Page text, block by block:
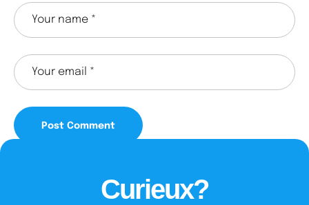
Curieux?